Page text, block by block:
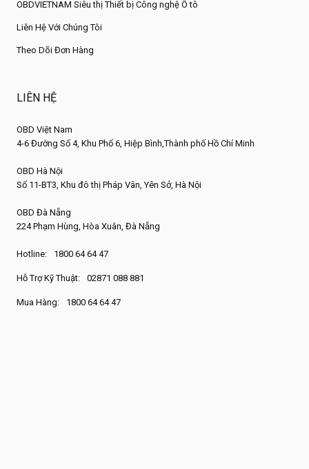
OBDVIETNAM Siêu thị Thiết bị Công nghệ Ô tô
Liên Hệ Với Chúng Tôi
Theo Dõi Đơn Hàng
LIÊN HỆ
OBD Việt Nam
4-6 Đường Số 4, Khu Phố 6, Hiệp Bình,Thành phố Hồ Chí Minh
OBD Hà Nội
Số 11-BT3, Khu đô thị Pháp Vân, Yên Sở, Hà Nội
OBD Đà Nẵng
224 Phạm Hùng, Hòa Xuân, Đà Nẵng
Hotline: 1800 64 64 47
Hỗ Trợ Kỹ Thuật: 02871 088 881
Mua Hàng: 1800 64 64 47